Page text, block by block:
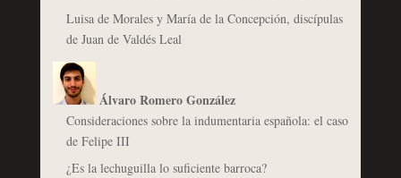
Luisa de Morales y María de la Concepción, discípulas
de Juan de Valdés Leal
Álvaro Romero González
Consideraciones sobre la indumentaria española: el caso
de Felipe III
¿Es la lechuguilla lo suficiente barroca?